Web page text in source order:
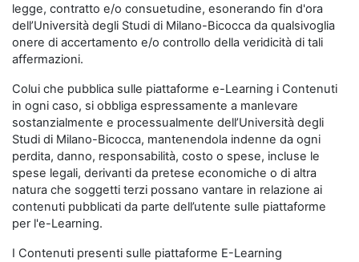
legge, contratto e/o consuetudine, esonerando fin d'ora
dell’Università degli Studi di Milano-Bicocca da qualsivoglia
onere di accertamento e/o controllo della veridicità di tali
affermazioni.
Colui che pubblica sulle piattaforme e-Learning i Contenuti
in ogni caso, si obbliga espressamente a manlevare
sostanzialmente e processualmente dell’Università degli
Studi di Milano-Bicocca, mantenendola indenne da ogni
perdita, danno, responsabilità, costo o spese, incluse le
spese legali, derivanti da pretese economiche o di altra
natura che soggetti terzi possano vantare in relazione ai
contenuti pubblicati da parte dell’utente sulle piattaforme
per l'e-Learning.
I Contenuti presenti sulle piattaforme E-Learning